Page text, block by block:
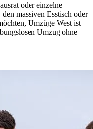
oder einzelne
massiven Esstisch oder
Umzüge West ist
Umzug ohne